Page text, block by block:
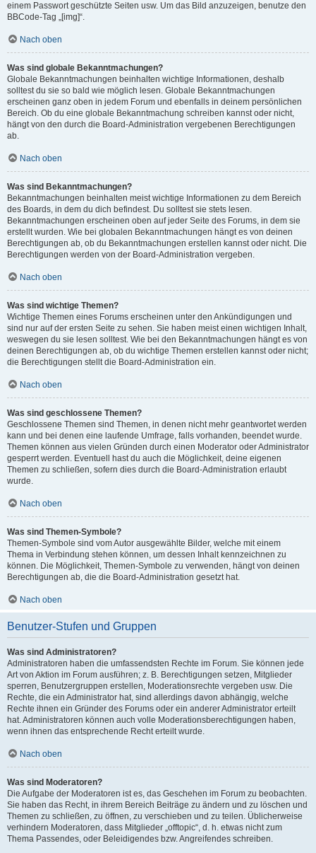
einem Passwort geschützte Seiten usw. Um das Bild anzuzeigen, benutze den
BBCode-Tag „[img]“.
Nach oben
Was sind globale Bekanntmachungen?
Globale Bekanntmachungen beinhalten wichtige Informationen, deshalb
solltest du sie so bald wie möglich lesen. Globale Bekanntmachungen
erscheinen ganz oben in jedem Forum und ebenfalls in deinem persönlichen
Bereich. Ob du eine globale Bekanntmachung schreiben kannst oder nicht,
hängt von den durch die Board-Administration vergebenen Berechtigungen
ab.
Nach oben
Was sind Bekanntmachungen?
Bekanntmachungen beinhalten meist wichtige Informationen zu dem Bereich
des Boards, in dem du dich befindest. Du solltest sie stets lesen.
Bekanntmachungen erscheinen oben auf jeder Seite des Forums, in dem sie
erstellt wurden. Wie bei globalen Bekanntmachungen hängt es von deinen
Berechtigungen ab, ob du Bekanntmachungen erstellen kannst oder nicht. Die
Berechtigungen werden von der Board-Administration vergeben.
Nach oben
Was sind wichtige Themen?
Wichtige Themen eines Forums erscheinen unter den Ankündigungen und
sind nur auf der ersten Seite zu sehen. Sie haben meist einen wichtigen Inhalt,
weswegen du sie lesen solltest. Wie bei den Bekanntmachungen hängt es von
deinen Berechtigungen ab, ob du wichtige Themen erstellen kannst oder nicht;
die Berechtigungen stellt die Board-Administration ein.
Nach oben
Was sind geschlossene Themen?
Geschlossene Themen sind Themen, in denen nicht mehr geantwortet werden
kann und bei denen eine laufende Umfrage, falls vorhanden, beendet wurde.
Themen können aus vielen Gründen durch einen Moderator oder Administrator
gesperrt werden. Eventuell hast du auch die Möglichkeit, deine eigenen
Themen zu schließen, sofern dies durch die Board-Administration erlaubt
wurde.
Nach oben
Was sind Themen-Symbole?
Themen-Symbole sind vom Autor ausgewählte Bilder, welche mit einem
Thema in Verbindung stehen können, um dessen Inhalt kennzeichnen zu
können. Die Möglichkeit, Themen-Symbole zu verwenden, hängt von deinen
Berechtigungen ab, die die Board-Administration gesetzt hat.
Nach oben
Benutzer-Stufen und Gruppen
Was sind Administratoren?
Administratoren haben die umfassendsten Rechte im Forum. Sie können jede
Art von Aktion im Forum ausführen; z. B. Berechtigungen setzen, Mitglieder
sperren, Benutzergruppen erstellen, Moderationsrechte vergeben usw. Die
Rechte, die ein Administrator hat, sind allerdings davon abhängig, welche
Rechte ihnen ein Gründer des Forums oder ein anderer Administrator erteilt
hat. Administratoren können auch volle Moderationsberechtigungen haben,
wenn ihnen das entsprechende Recht erteilt wurde.
Nach oben
Was sind Moderatoren?
Die Aufgabe der Moderatoren ist es, das Geschehen im Forum zu beobachten.
Sie haben das Recht, in ihrem Bereich Beiträge zu ändern und zu löschen und
Themen zu schließen, zu öffnen, zu verschieben und zu teilen. Üblicherweise
verhindern Moderatoren, dass Mitglieder „offtopic“, d. h. etwas nicht zum
Thema Passendes, oder Beleidigendes bzw. Angreifendes schreiben.